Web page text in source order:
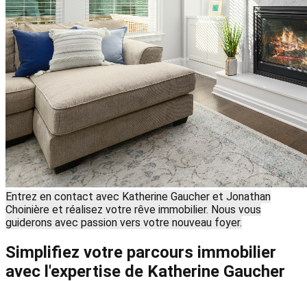
Entrez en contact avec Katherine Gaucher et Jonathan
Choinière et réalisez votre rêve immobilier. Nous vous
guiderons avec passion vers votre nouveau foyer.
Simplifiez votre parcours immobilier
avec l'expertise de Katherine Gaucher